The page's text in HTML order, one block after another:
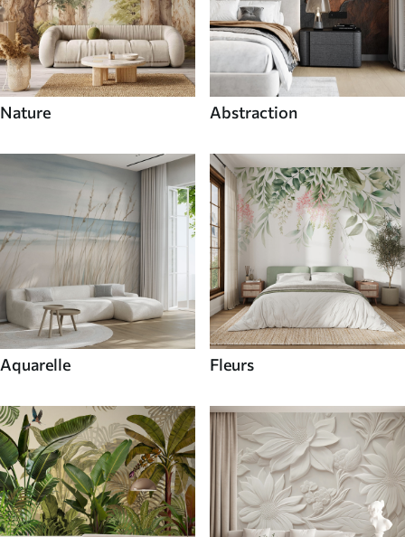
Nature Abstraction
Aquarelle Fleurs